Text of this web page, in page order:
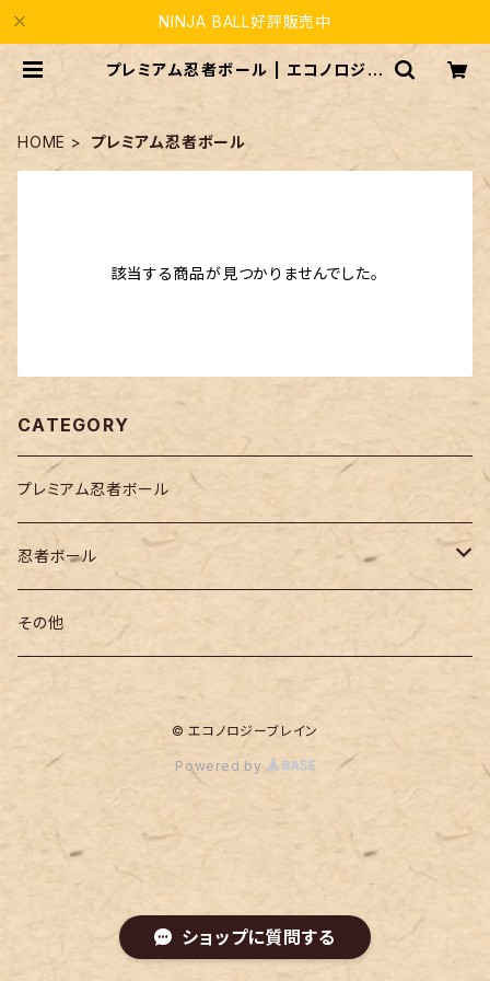
NINJA BALL好評販売中
プレミアム忍者ボール | エコノロジー
HOME プレミアム忍者ボール
該当する商品が見つかりませんでした。
CATEGORY
プレミアム忍者ボール
忍者ボール
モバイルおちょこ本体セット
おちょこ部のみペアセット
モバイルおちょこ複数本体セット
モバイルおちょこよりどりセット
その他
© エコノロジーブレイン
Powered by
ショップに質問する